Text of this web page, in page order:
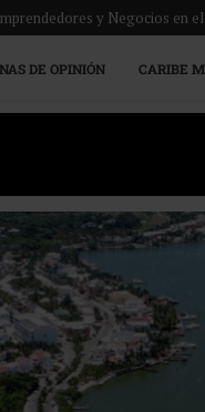
y Negocios en
DE OPINIÓN CARIBE